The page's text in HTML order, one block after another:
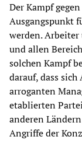
Der Kampf
Ausgangspunkt
werden.
und allen
solchen Kampf
darauf, dass
arroganten
etablierten
anderen
Angriffe der